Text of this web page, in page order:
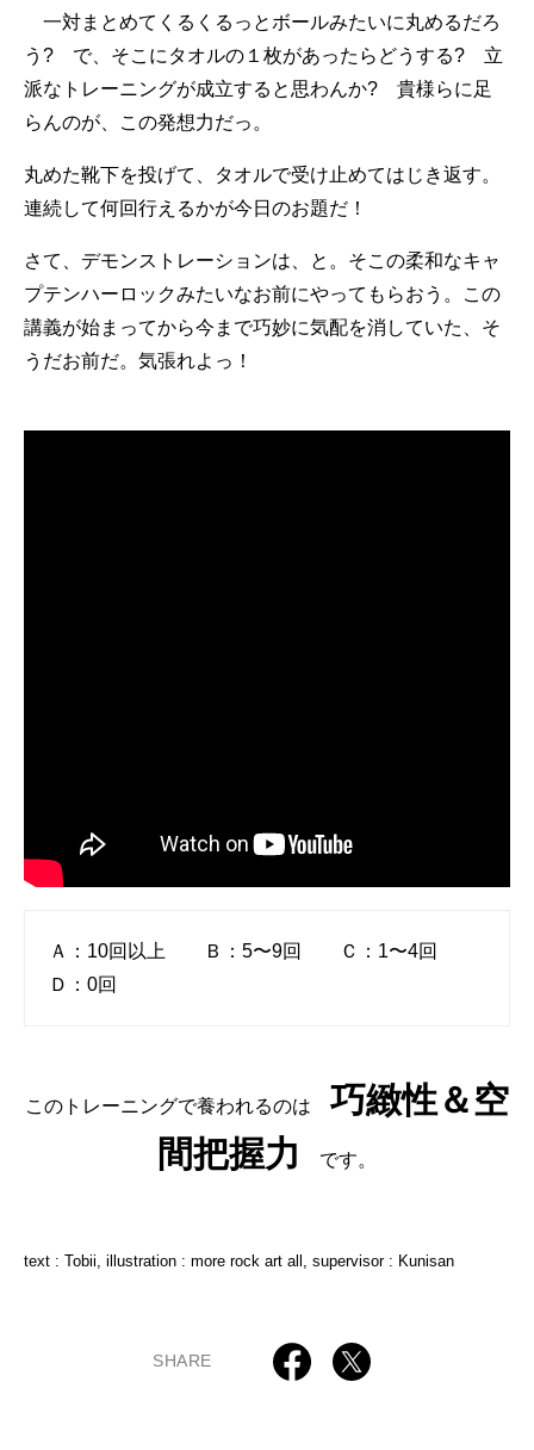
一対まとめてくるくるっとボールみたいに丸めるだろ
う? で、そこにタオルの１枚があったらどうする? 立
派なトレーニングが成立すると思わんか? 貴様らに足
らんのが、この発想力だっ。
丸めた靴下を投げて、タオルで受け止めてはじき返す。
連続して何回行えるかが今日のお題だ！
さて、デモンストレーションは、と。そこの柔和なキャ
プテンハーロックみたいなお前にやってもらおう。この
講義が始まってから今まで巧妙に気配を消していた、そ
うだお前だ。気張れよっ！
Ａ：10回以上 Ｂ：5〜9回 Ｃ：1〜4回
Ｄ：0回
このトレーニングで養われるのは 巧緻性＆空
間把握力
です。
text : Tobii, illustration : more rock art all, supervisor : Kunisan
SHARE